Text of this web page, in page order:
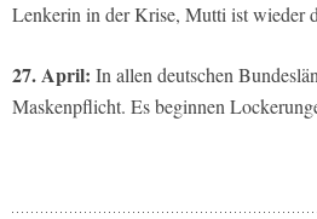
Lenkerin in der Krise, Mutti ist wieder
27. April: In allen deutschen
Maskenpflicht. Es beginnen